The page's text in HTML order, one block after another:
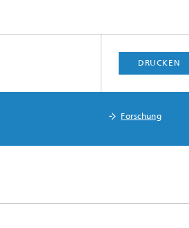
DRUCKEN
Forschung